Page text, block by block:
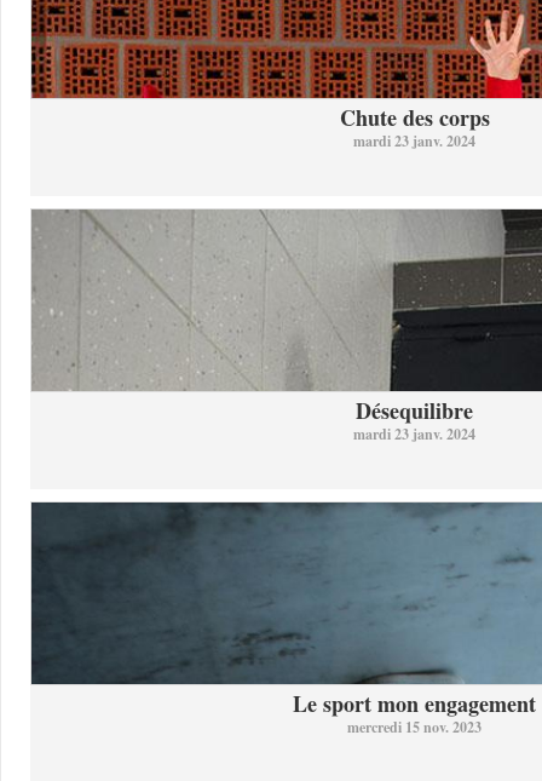
Chute des corps
mardi 23 janv. 2024
Désequilibre
mardi 23 janv. 2024
Le sport mon engagement
mercredi 15 nov. 2023